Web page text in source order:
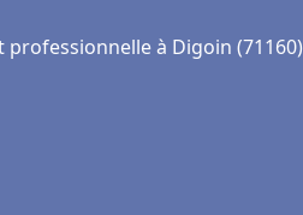
à Digoin (71160)